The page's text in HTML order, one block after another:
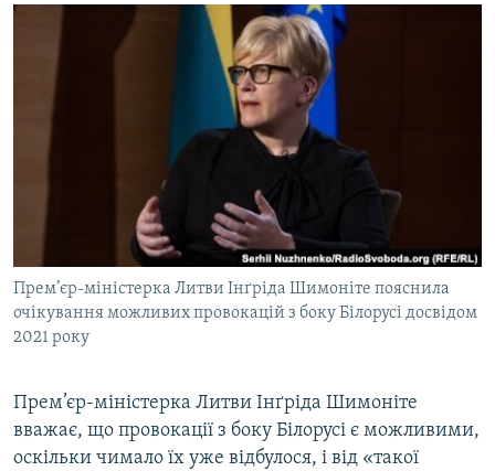
КРИМ РЕАЛІЇ
РУС
УКР
КТАТ
ДОЛУЧАЙСЯ!
Прем’єр-міністерка Литви Інґріда Шимоніте пояснила
очікування можливих провокацій з боку Білорусі досвідом
2021 року
Прем’єр-міністерка Литви Інґріда Шимоніте
вважає, що провокації з боку Білорусі є можливими,
оскільки чимало їх уже відбулося, і від «такої